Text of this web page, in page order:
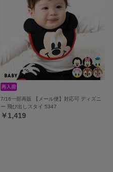
7/16一部再販 【メール便】対応可 ディズニ
ー 飛び出しスタイ 5347
￥1,419